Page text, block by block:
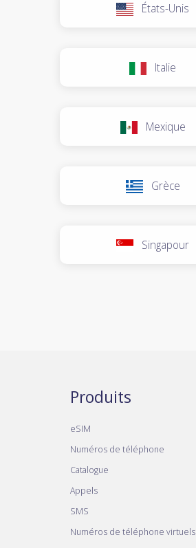
États-Unis
Italie
Mexique
Grèce
Singapour
Produits
eSIM
Numéros de téléphone
Catalogue
Appels
SMS
Numéros de téléphone virtuels